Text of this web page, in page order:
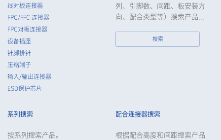
线对板连接器
FPC/FFC 连接器
FPC对板连接器
设备插座
针脚排针
压缩端子
输入/输出连接器
ESD保护芯片
列、引脚数、间距、板安装方
向、配合类型等）搜索产品...
搜索
系列搜索
按系列搜索产品。
配合连接器搜索
根据配合高度和间距搜索产品